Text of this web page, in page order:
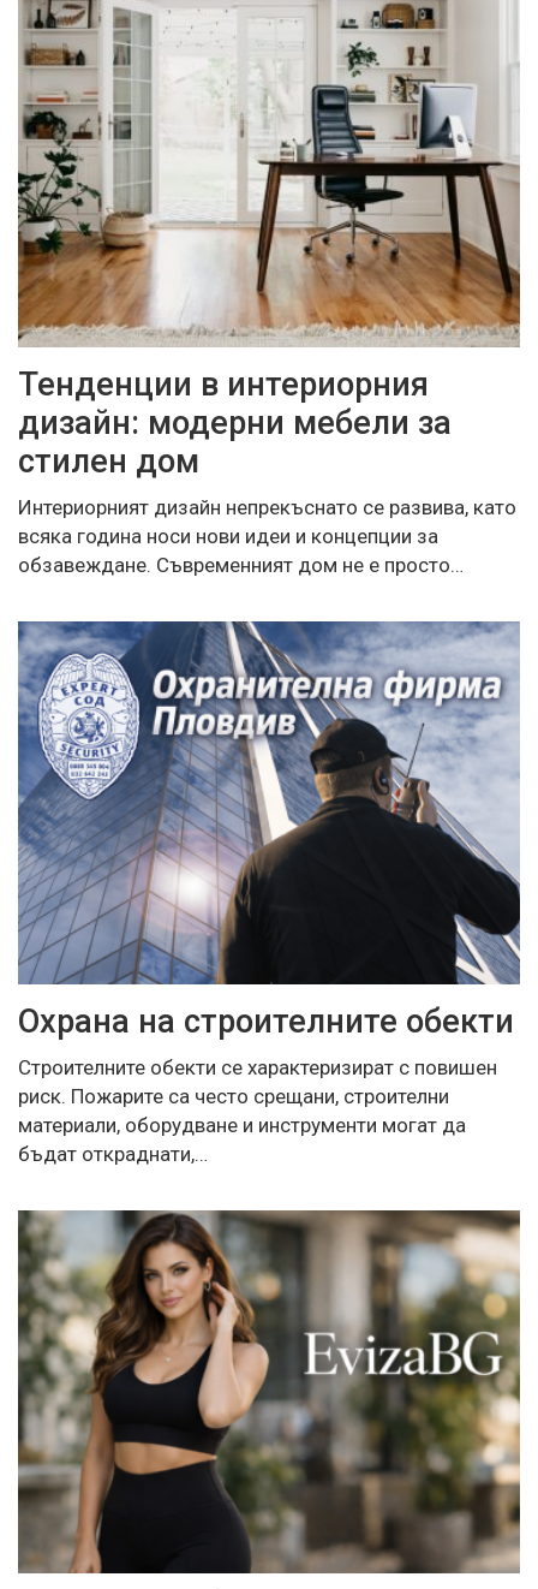
Тенденции в интериорния
дизайн: модерни мебели за
стилен дом
Интериорният дизайн непрекъснато се развива, като
всяка година носи нови идеи и концепции за
обзавеждане. Съвременният дом не е просто…
Охрана на строителните обекти
Строителните обекти се характеризират с повишен
риск. Пожарите са често срещани, строителни
материали, оборудване и инструменти могат да
бъдат откраднати,…